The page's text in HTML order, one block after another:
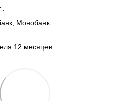
Монобанк
12 месяцев